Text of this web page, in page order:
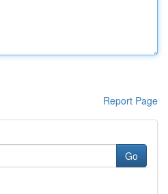
Report Page
Go